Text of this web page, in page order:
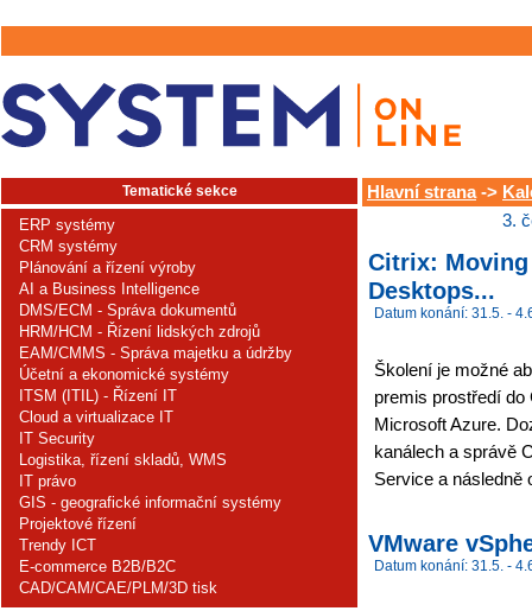
Tematické sekce
ERP systémy
CRM systémy
Plánování a řízení výroby
AI a Business Intelligence
DMS/ECM - Správa dokumentů
HRM/HCM - Řízení lidských zdrojů
EAM/CMMS - Správa majetku a údržby
Účetní a ekonomické systémy
ITSM (ITIL) - Řízení IT
Cloud a virtualizace IT
IT Security
Logistika, řízení skladů, WMS
IT právo
GIS - geografické informační systémy
Projektové řízení
Trendy ICT
E-commerce B2B/B2C
CAD/CAM/CAE/PLM/3D tisk
Hlavní strana->
3.
Citrix:
Desktops...
Datum konání: 31.5. -
Školení je možné
premis prostředí
Microsoft Azure.
kanálech a správě
Service a následně
VMware
Datum konání: 31.5. -